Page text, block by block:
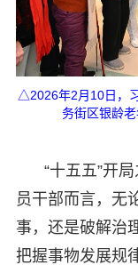
△2026年2月10日，
务街区银龄
“十五五”开
员干部而言，无
事，还是破解治
把握事物发展规